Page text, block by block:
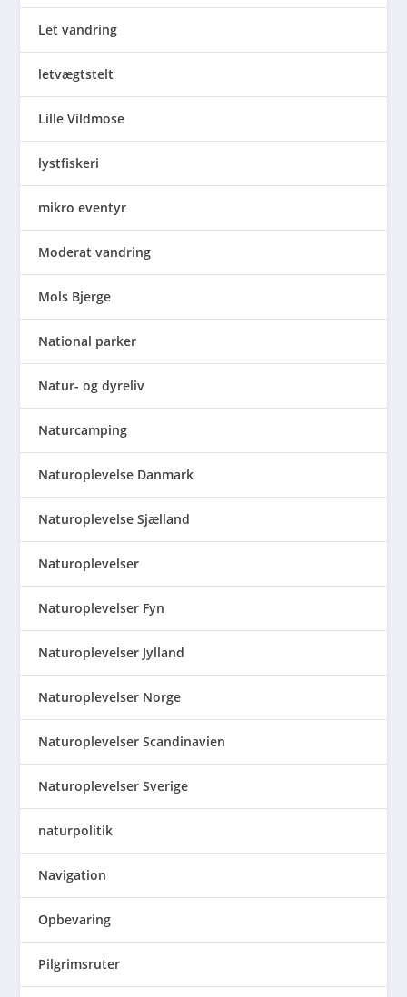
Let vandring
letvægtstelt
Lille Vildmose
lystfiskeri
mikro eventyr
Moderat vandring
Mols Bjerge
National parker
Natur- og dyreliv
Naturcamping
Naturoplevelse Danmark
Naturoplevelse Sjælland
Naturoplevelser
Naturoplevelser Fyn
Naturoplevelser Jylland
Naturoplevelser Norge
Naturoplevelser Scandinavien
Naturoplevelser Sverige
naturpolitik
Navigation
Opbevaring
Pilgrimsruter